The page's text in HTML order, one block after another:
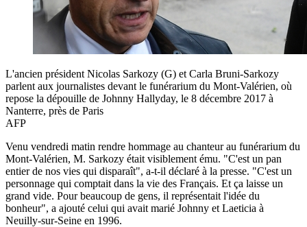
L'ancien président Nicolas Sarkozy (G) et Carla Bruni-Sarkozy
parlent aux journalistes devant le funérarium du Mont-Valérien, où
repose la dépouille de Johnny Hallyday, le 8 décembre 2017 à
Nanterre, près de Paris
AFP
Venu vendredi matin rendre hommage au chanteur au funérarium du
Mont-Valérien, M. Sarkozy était visiblement ému. "C'est un pan
entier de nos vies qui disparaît", a-t-il déclaré à la presse. "C'est un
personnage qui comptait dans la vie des Français. Et ça laisse un
grand vide. Pour beaucoup de gens, il représentait l'idée du
bonheur", a ajouté celui qui avait marié Johnny et Laeticia à
Neuilly-sur-Seine en 1996.